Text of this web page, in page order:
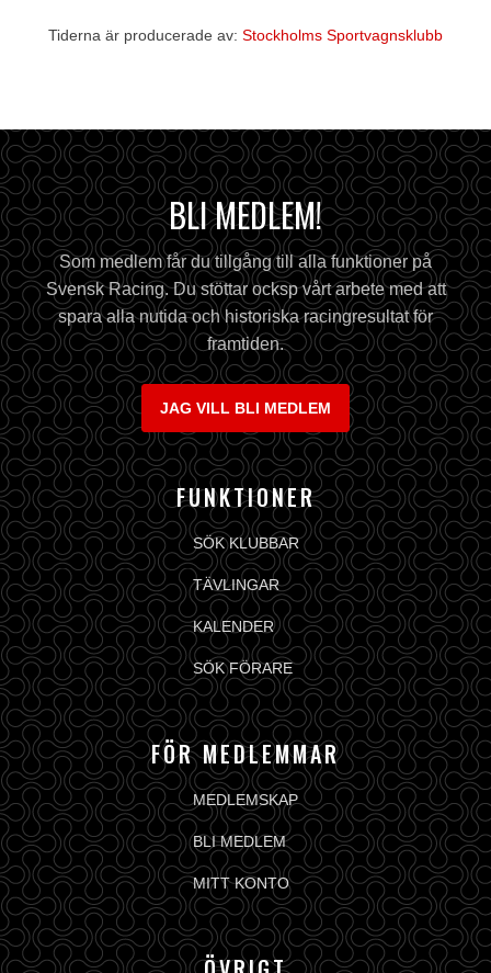
Tiderna är producerade av: Stockholms Sportvagnsklubb
BLI MEDLEM!
Som medlem får du tillgång till alla funktioner på
Svensk Racing. Du stöttar ocksp vårt arbete med att
spara alla nutida och historiska racingresultat för
framtiden.
JAG VILL BLI MEDLEM
FUNKTIONER
SÖK KLUBBAR
TÄVLINGAR
KALENDER
SÖK FÖRARE
FÖR MEDLEMMAR
MEDLEMSKAP
BLI MEDLEM
MITT KONTO